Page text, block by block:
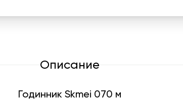
Описание
Годинник Skmei 070 м